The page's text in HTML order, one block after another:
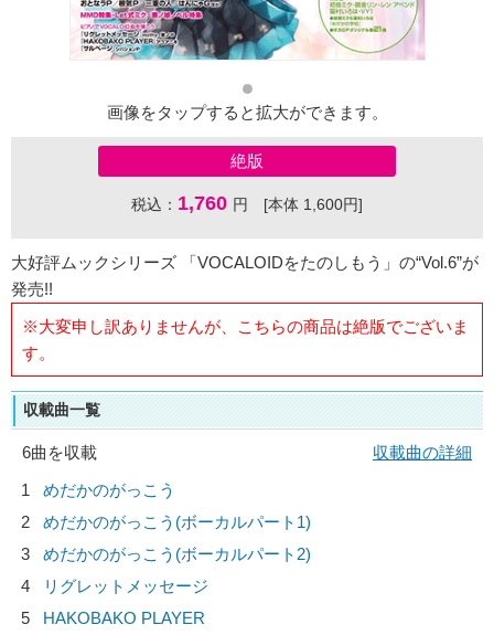
画像をタップすると拡大ができます。
絶版
税込： 1,760 円 [本体 1,600円]
大好評ムックシリーズ 「VOCALOIDをたのしもう」の“Vol.6”が
発売!!
※大変申し訳ありませんが、こちらの商品は絶版でございま
す。
収載曲一覧
6曲を収載
収載曲の詳細
1
めだかのがっこう
2
めだかのがっこう(ボーカルパート1)
3
めだかのがっこう(ボーカルパート2)
4
リグレットメッセージ
5
HAKOBAKO PLAYER